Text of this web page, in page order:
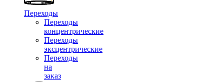
Переходы
Переходы
концентрические
Переходы
эксцентрические
Переходы
на
заказ